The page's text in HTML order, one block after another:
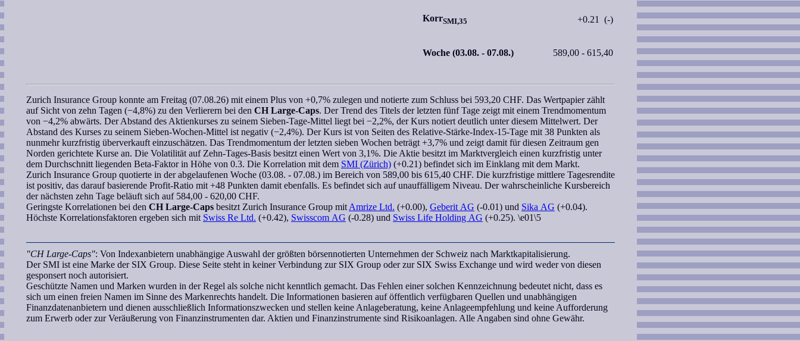
KorrSMI,35 +0.21 (-)
Woche (03.08. - 07.08.) 589,00 - 615,40
Zurich Insurance Group konnte am Freitag (07.08.26) mit einem Plus von +0,7% zulegen und notierte zum Schluss bei 593,20 CHF. Das Wertpapier zählt
auf Sicht von zehn Tagen (−4,8%) zu den Verlierern bei den CH Large-Caps. Der Trend des Titels der letzten fünf Tage zeigt mit einem Trendmomentum
von −4,2% abwärts. Der Abstand des Aktienkurses zu seinem Sieben-Tage-Mittel liegt bei −2,2%, der Kurs notiert deutlich unter diesem Mittelwert. Der
Abstand des Kurses zu seinem Sieben-Wochen-Mittel ist negativ (−2,4%). Der Kurs ist von Seiten des Relative-Stärke-Index-15-Tage mit 38 Punkten als
nunmehr kurzfristig überverkauft einzuschätzen. Das Trendmomentum der letzten sieben Wochen beträgt +3,7% und zeigt damit für diesen Zeitraum gen
Norden gerichtete Kurse an. Die Volatilität auf Zehn-Tages-Basis besitzt einen Wert von 3,1%. Die Aktie besitzt im Marktvergleich einen kurzfristig unter
dem Durchschnitt liegenden Beta-Faktorin Höhe von 0.3. Die Korrelation mit dem SMI (Zürich) (+0.21) befindet sich im Einklang mit dem Markt.
Zurich Insurance Group quotierte in der abgelaufenen Woche (03.08. - 07.08.) im Bereich von 589,00 bis 615,40 CHF. Die kurzfristige mittlere Tagesrendite
ist positiv, das darauf basierende Profit-Ratio mit +48 Punkten damit ebenfalls. Es befindet sich auf unauffälligem Niveau. Derwahrscheinliche Kursbereich
der nächsten zehn Tage beläuft sich auf 584,00 - 620,00 CHF.
Geringste Korrelationen bei den CH Large-Caps besitzt Zurich Insurance Group mit Amrize Ltd. (+0.00), Geberit AG (-0.01) und Sika AG (+0.04).
Höchste Korrelationsfaktoren ergeben sich mit Swiss Re Ltd. (+0.42), Swisscom AG (-0.28) und Swiss Life Holding AG (+0.25). \e01\5
"CH Large-Caps": Von Indexanbietern unabhängige Auswahl der größten börsennotierten Unternehmen der Schweiz nach Marktkapitalisierung.
Der SMI ist eine Marke der SIX Group. Diese Seite steht in keiner Verbindung zur SIX Group oder zur SIX Swiss Exchange und wird weder von diesen
gesponsert noch autorisiert.
Geschützte Namen und Marken wurden in der Regel als solche nicht kenntlich gemacht. Das Fehlen einer solchen Kennzeichnung bedeutet nicht, dass es
sich um einen freien Namen im Sinne des Markenrechts handelt. Die Informationen basieren auf öffentlich verfügbaren Quellen und unabhängigen
Finanzdatenanbietern und dienen ausschließlich Informationszwecken und stellen keine Anlageberatung, keine Anlageempfehlung und keine Aufforderung
zum Erwerb oder zur Veräußerung von Finanzinstrumenten dar. Aktien und Finanzinstrumente sind Risikoanlagen. Alle Angaben sind ohne Gewähr.